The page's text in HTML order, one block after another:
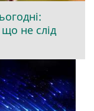
не слід